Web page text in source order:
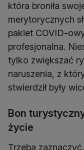
która broniła
merytorycznych
pakiet COVID-
profesjonalna.
tylko zwiększać
naruszenia, z
stwierdził były
Bon
życie
Trzeba